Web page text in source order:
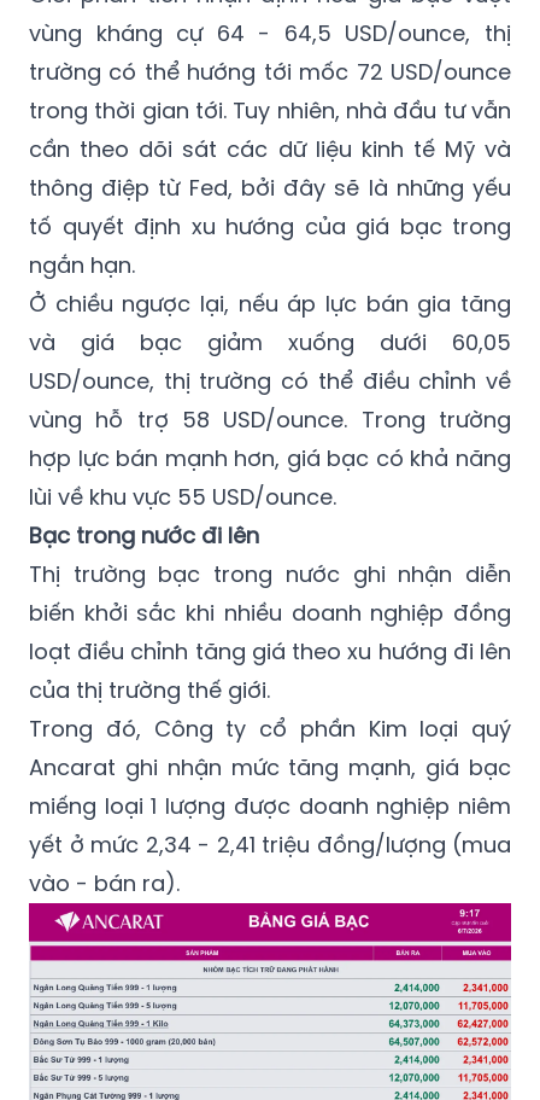
vùng kháng cự 64 - 64,5 USD/ounce, thị
trường có thể hướng tới mốc 72 USD/ounce
trong thời gian tới. Tuy nhiên, nhà đầu tư vẫn
cần theo dõi sát các dữ liệu kinh tế Mỹ và
thông điệp từ Fed, bởi đây sẽ là những yếu
tố quyết định xu hướng của giá bạc trong
ngắn hạn.
Ở chiều ngược lại, nếu áp lực bán gia tăng
và giá bạc giảm xuống dưới 60,05
USD/ounce, thị trường có thể điều chỉnh về
vùng hỗ trợ 58 USD/ounce. Trong trường
hợp lực bán mạnh hơn, giá bạc có khả năng
lùi về khu vực 55 USD/ounce.
Bạc trong nước đi lên
Thị trường bạc trong nước ghi nhận diễn
biến khởi sắc khi nhiều doanh nghiệp đồng
loạt điều chỉnh tăng giá theo xu hướng đi lên
của thị trường thế giới.
Trong đó, Công ty cổ phần Kim loại quý
Ancarat ghi nhận mức tăng mạnh, giá bạc
miếng loại 1 lượng được doanh nghiệp niêm
yết ở mức 2,34 - 2,41 triệu đồng/lượng (mua
vào - bán ra).